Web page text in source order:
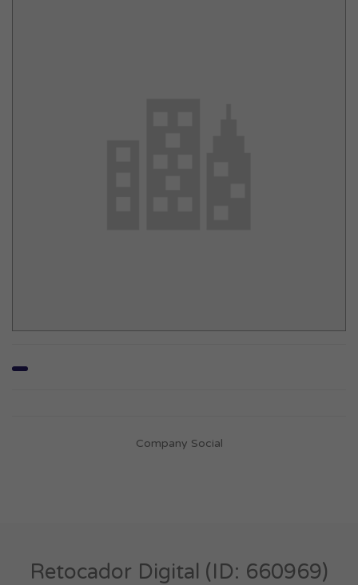
Company Social
Retocador Digital (ID: 660969)